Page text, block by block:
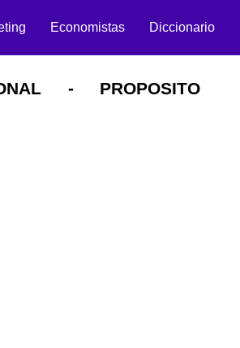
Economistas Diccionario
- PROPOSITO